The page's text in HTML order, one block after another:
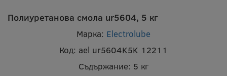
Полиуретанова смола ur5604, 5 кг
Марка: Electrolube
Код: ael ur5604K5K 12211
Съдържание: 5 кг